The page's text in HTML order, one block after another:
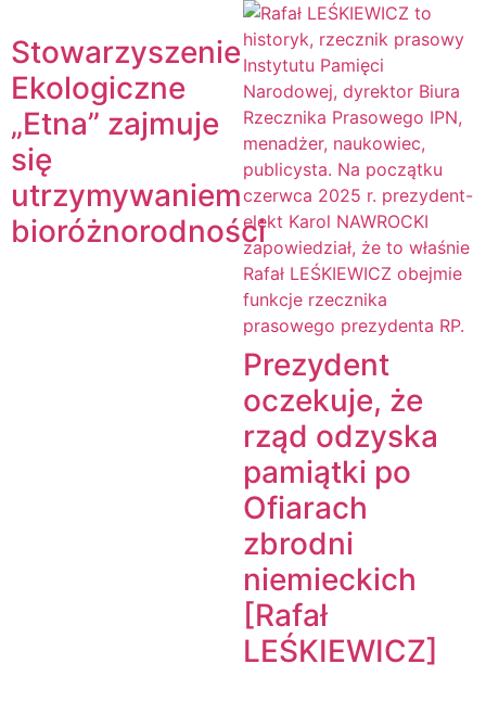
Stowarzyszenie
Ekologiczne
„Etna” zajmuje
się
utrzymywaniem
bioróżnorodności
Prezydent
oczekuje, że
rząd odzyska
pamiątki po
Ofiarach
zbrodni
niemieckich
[Rafał
LEŚKIEWICZ]